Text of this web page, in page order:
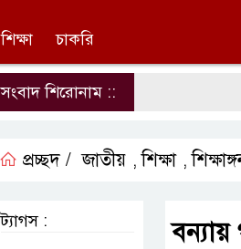
শিক্ষা চাকরি
সংবাদ শিরোনাম ::
প্রচ্ছদ / জাতীয় ,শিক্ষা ,
বন্যায়
ট্যাগস :